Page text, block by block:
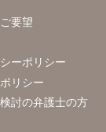
要望
ーポリシー
リシー
討の弁護士の方